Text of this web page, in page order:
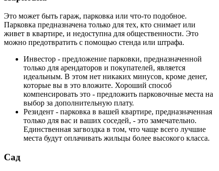
Это может быть гараж, парковка или что-то подобное.
Парковка предназначена только для тех, кто снимает или
живет в квартире, и недоступна для общественности. Это
можно предотвратить с помощью стенда или штрафа.
Инвестор - предложение парковки, предназначенной
только для арендаторов и покупателей, является
идеальным. В этом нет никаких минусов, кроме денег,
которые вы в это вложите. Хороший способ
компенсировать это - предложить парковочные места на
выбор за дополнительную плату.
Резидент - парковка в вашей квартире, предназначенная
только для вас и ваших соседей, - это замечательно.
Единственная загвоздка в том, что чаще всего лучшие
места будут оплачивать жильцы более высокого класса.
Сад